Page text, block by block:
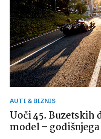
AUTI & BIZNIS
Uoči 45. Buzetskih
model –